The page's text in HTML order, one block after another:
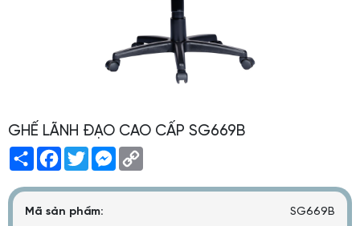
GHẾ LÃNH ĐẠO CAO CẤP SG669B
ShareFacebook
TwitterMessenger
Mã sản phẩm: SG669B